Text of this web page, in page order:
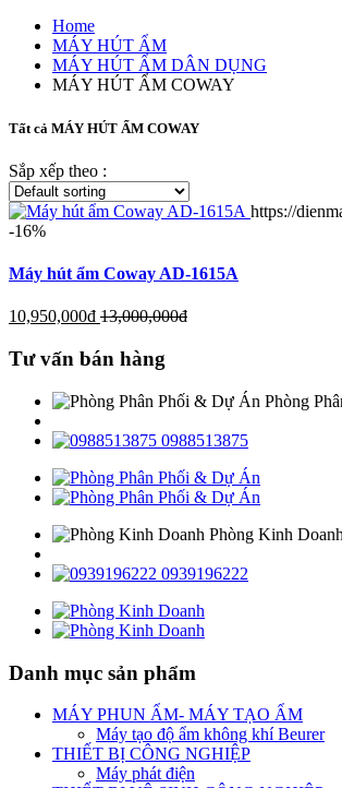
Home
MÁY HÚT ẨM
MÁY HÚT ẨM DÂN DỤNG
MÁY HÚT ẨM COWAY
Tất cả MÁY HÚT ẨM COWAY
Sắp xếp theo :
https://
-16%
Máy hút ẩm Coway AD-1615A
10,950,000đ 13,000,000đ
Tư vấn bán hàng
Phòng
0988513875
Phòng Kinh Doanh
0939196222
Danh mục sản phẩm
MÁY PHUN ẨM- MÁY TẠO ẨM
Máy tạo độ ẩm không khí Beurer
THIẾT BỊ CÔNG NGHIỆP
Máy phát điện